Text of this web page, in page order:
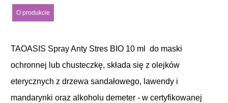
O produkcie
TAOASIS Spray Anty Stres BIO 10 ml do maski
ochronnej lub chusteczkę, składa się z olejków
eterycznych z drzewa sandałowego, lawendy i
mandarynki oraz alkoholu demeter - w certyfikowanej